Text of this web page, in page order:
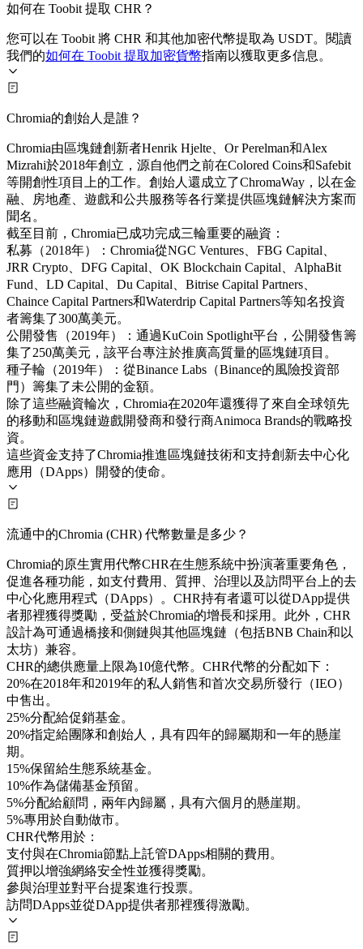
如何在 Toobit 提取 CHR？
您可以在 Toobit 將 CHR 和其他加密代幣提取為 USDT。閱讀
我們的如何在 Toobit 提取加密貨幣指南以獲取更多信息。
Chromia的創始人是誰？
Chromia由區塊鏈創新者Henrik Hjelte、Or Perelman和Alex
Mizrahi於2018年創立，源自他們之前在Colored Coins和Safebit
等開創性項目上的工作。創始人還成立了ChromaWay，以在金
融、房地產、遊戲和公共服務等各行業提供區塊鏈解決方案而
聞名。
截至目前，Chromia已成功完成三輪重要的融資：
私募（2018年）：Chromia從NGC Ventures、FBG Capital、
JRR Crypto、DFG Capital、OK Blockchain Capital、AlphaBit
Fund、LD Capital、Du Capital、Bitrise Capital Partners、
Chaince Capital Partners和Waterdrip Capital Partners等知名投資
者籌集了300萬美元。
公開發售（2019年）：通過KuCoin Spotlight平台，公開發售籌
集了250萬美元，該平台專注於推廣高質量的區塊鏈項目。
種子輪（2019年）：從Binance Labs（Binance的風險投資部
門）籌集了未公開的金額。
除了這些融資輪次，Chromia在2020年還獲得了來自全球領先
的移動和區塊鏈遊戲開發商和發行商Animoca Brands的戰略投
資。
這些資金支持了Chromia推進區塊鏈技術和支持創新去中心化
應用（DApps）開發的使命。
流通中的Chromia (CHR) 代幣數量是多少？
Chromia的原生實用代幣CHR在生態系統中扮演著重要角色，
促進各種功能，如支付費用、質押、治理以及訪問平台上的去
中心化應用程式（DApps）。CHR持有者還可以從DApp提供
者那裡獲得獎勵，受益於Chromia的增長和採用。此外，CHR
設計為可通過橋接和側鏈與其他區塊鏈（包括BNB Chain和以
太坊）兼容。
CHR的總供應量上限為10億代幣。CHR代幣的分配如下：
20%在2018年和2019年的私人銷售和首次交易所發行（IEO）
中售出。
25%分配給促銷基金。
20%指定給團隊和創始人，具有四年的歸屬期和一年的懸崖
期。
15%保留給生態系統基金。
10%作為儲備基金預留。
5%分配給顧問，兩年內歸屬，具有六個月的懸崖期。
5%專用於自動做市。
CHR代幣用於：
支付與在Chromia節點上託管DApps相關的費用。
質押以增強網絡安全性並獲得獎勵。
參與治理並對平台提案進行投票。
訪問DApps並從DApp提供者那裡獲得激勵。